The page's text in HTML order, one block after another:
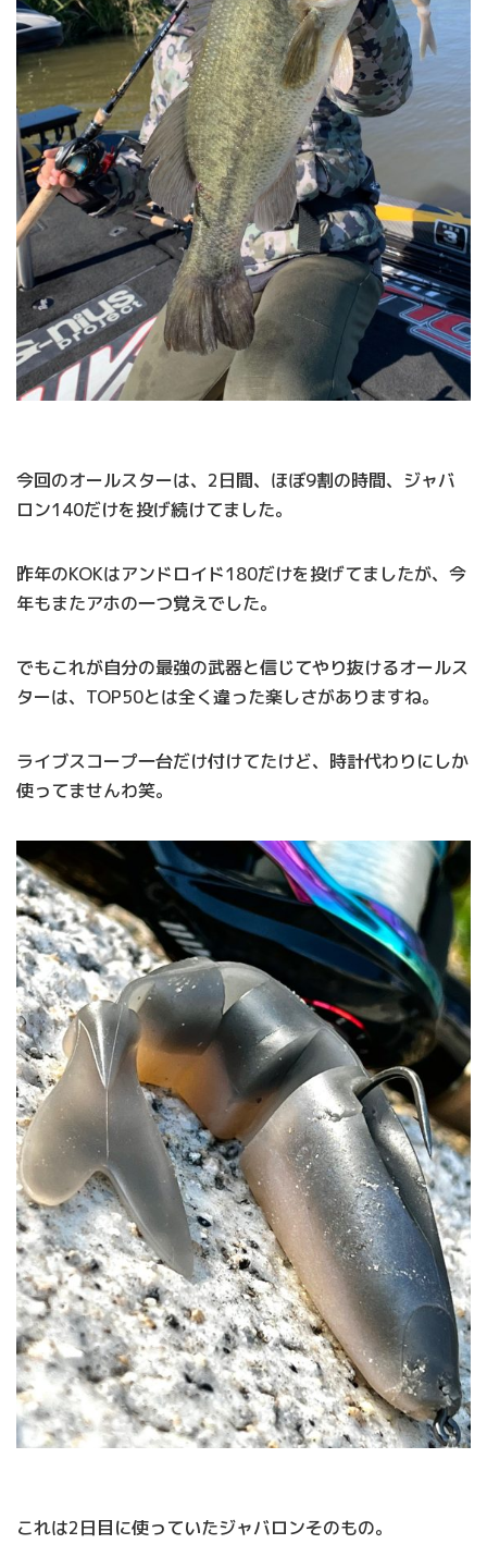
今回のオールスターは、2日間、ほぼ9割の時間、ジャバ
ロン140だけを投げ続けてました。
昨年のKOKはアンドロイド180だけを投げてましたが、今
年もまたアホの一つ覚えでした。
でもこれが自分の最強の武器と信じてやり抜けるオールス
ターは、TOP50とは全く違った楽しさがありますね。
ライブスコープ一台だけ付けてたけど、時計代わりにしか
使ってませんわ笑。
これは2日目に使っていたジャバロンそのもの。